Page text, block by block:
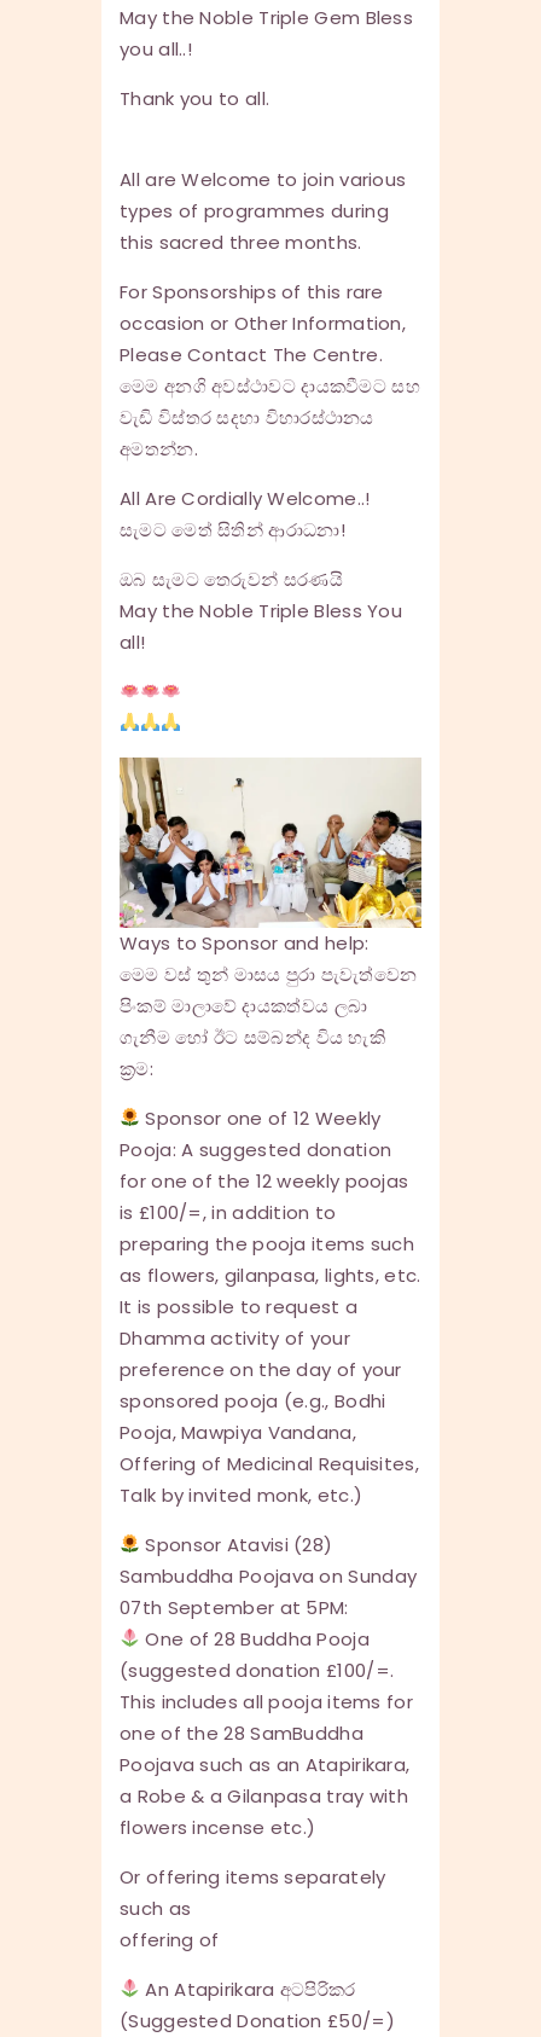
May the Noble Triple Gem Bless
you all..!
Thank you to all.
All are Welcome to join various
types of programmes during
this sacred three months.
For Sponsorships of this rare
occasion or Other Information,
Please Contact The Centre.
මෙම අනගි අවස්ථාවට දායකවීමට සහ
වැඩි විස්තර සදහා විහාරස්ථානය
අමතන්න.
All Are Cordially Welcome..!
සැමට මෙත් සිතින් ආරාධනා!
ඔබ සැමට තෙරුවන් සරණයි
May the Noble Triple Bless You
all!
Ways to Sponsor and help:
මෙම වස් තුන් මාසය පුරා පැවැත්වෙන
පිංකම් මාලාවේ දායකත්වය ලබා
ගැනීම හෝ ඊට සම්බන්ද විය හැකි
ක්‍රම:
Sponsor one of 12 Weekly
Pooja: A suggested donation
for one of the 12 weekly poojas
is £100/=, in addition to
preparing the pooja items such
as flowers, gilanpasa, lights, etc.
It is possible to request a
Dhamma activity of your
preference on the day of your
sponsored pooja (e.g., Bodhi
Pooja, Mawpiya Vandana,
Offering of Medicinal Requisites,
Talk by invited monk, etc.)
Sponsor Atavisi (28)
Sambuddha Poojava on Sunday
07th September at 5PM:
One of 28 Buddha Pooja
(suggested donation £100/=.
This includes all pooja items for
one of the 28 SamBuddha
Poojava such as an Atapirikara,
a Robe & a Gilanpasa tray with
flowers incense etc.)
Or offering items separately
such as
offering of
An Atapirikara අටපිරිකර
(Suggested Donation £50/=)